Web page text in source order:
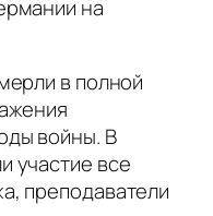
на
в полной
войны. В
участие все
преподаватели